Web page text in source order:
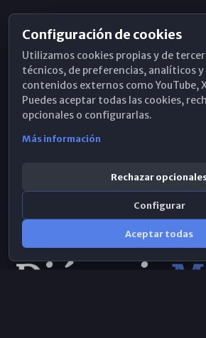
Horarios de Misa
Hemeroteca
WhatsApp
Configuración de cookies
Utilizamos cookies propias y de
técnicos, de preferencias, analíticos
contenidos externos como YouTube,
Puedes aceptar todas las cookies,
opcionales o configurarlas.
Más información
Rechazar
Configurar
Aceptar todas